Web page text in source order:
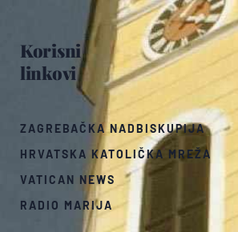
Korisni
linkovi
ZAGREBAČKA NADBISKUPIJA
HRVATSKA KATOLIČKA MREŽA
VATICAN NEWS
RADIO MARIJA